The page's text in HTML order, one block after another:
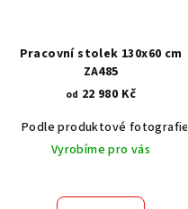
Pracovní stolek 130x60 cm
ZA485
od 22 980 Kč
Podle produktové fotografie
Vyrobíme pro vás